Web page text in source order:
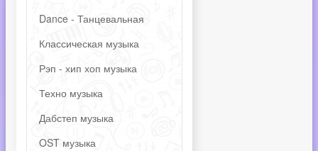
Dance - Танцевальная
Классическая музыка
Рэп - хип хоп музыка
Техно музыка
Дабстеп музыка
OST музыка